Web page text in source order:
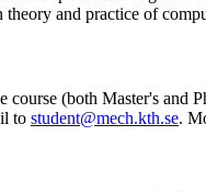
and practice of
course (both Master's and
to student@mech.kth.se.